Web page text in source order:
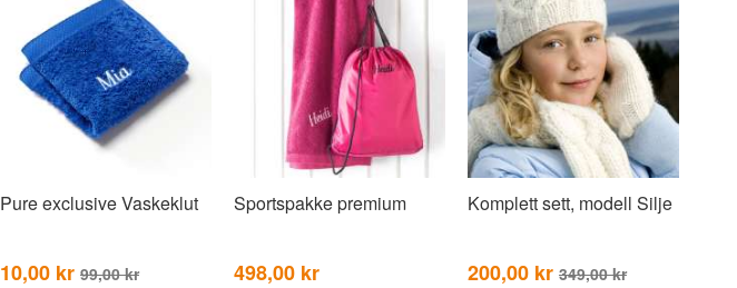
Pure exclusive Vaskeklut
10,00 kr 99,00 kr
Sportspakke premium
498,00 kr
Komplett sett, modell Silje
200,00 kr 349,00 kr